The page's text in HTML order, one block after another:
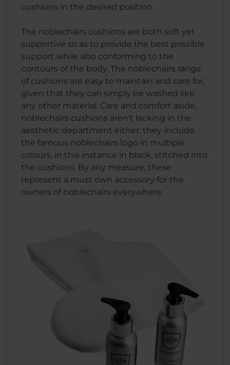
cushions in the desired position.
The noblechairs cushions are both soft yet
supportive so as to provide the best possible
support while also conforming to the
contours of the body. The noblechairs range
of cushions are easy to maintain and care for,
given that they can simply be washed like
any other material. Care and comfort aside,
noblechairs cushions aren't lacking in the
aesthetic department either: they include
the famous noblechairs logo in multiple
colours, in this instance in black, stitched into
the cushions. By any measure, these
represent a must own accessory for the
owners of noblechairs everywhere.